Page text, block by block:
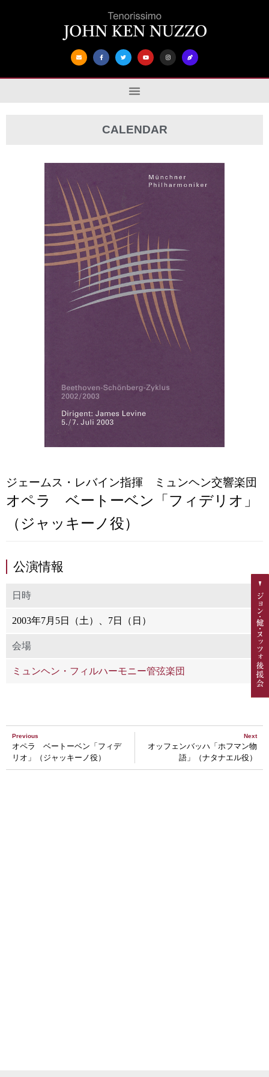
CALENDAR
ジェームス・レバイン指揮 ミュンヘン交響楽団
オペラ ベートーベン「フィデリオ」
（ジャッキーノ役）
公演情報
日時
2003年7月5日（土）、7日（日）
会場
ミュンヘン・フィルハーモニー管弦楽団
Previous
オペラ ベートーベン「フィデ
リオ」（ジャッキーノ役）
Next
オッフェンバッハ「ホフマン物
語」（ナタナエル役）